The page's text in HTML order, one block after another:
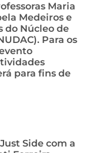
Maria
Medeiros e
do Núcleo de
Para os
para fins de
Side com a